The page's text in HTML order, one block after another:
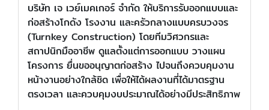
บริษัท เจ เวย์เมคเกอร์ จำกัด ให้บริการรับออกแบบและ
ก่อสร้างโกดัง โรงงาน และครัวกลางแบบครบวงจร
(Turnkey Construction) โดยทีมวิศวกรและ
สถาปนิกมืออาชีพ ดูแลตั้งแต่การออกแบบ วางแผน
โครงการ ยื่นขออนุญาตก่อสร้าง ไปจนถึงควบคุมงาน
หน้างานอย่างใกล้ชิด เพื่อให้ได้ผลงานที่ได้มาตรฐาน
ตรงเวลา และควบคุมงบประมาณได้อย่างมีประสิทธิภาพ